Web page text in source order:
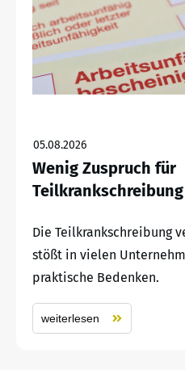
05.08.2026
Wenig Zuspruch für
Teilkrankschreibung
Die Teilkrankschreibung
stößt in vielen
praktische Bedenken.
weiterlesen